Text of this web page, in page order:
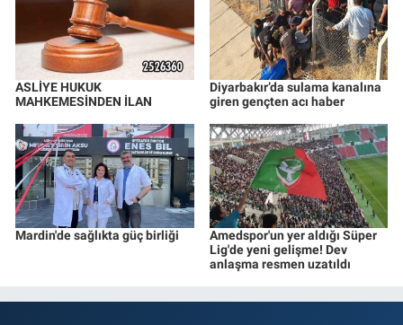
ASLİYE HUKUK
MAHKEMESİNDEN İLAN
Diyarbakır’da sulama kanalına
giren gençten acı haber
Mardin'de sağlıkta güç birliği
Amedspor'un yer aldığı Süper
Lig'de yeni gelişme! Dev
anlaşma resmen uzatıldı